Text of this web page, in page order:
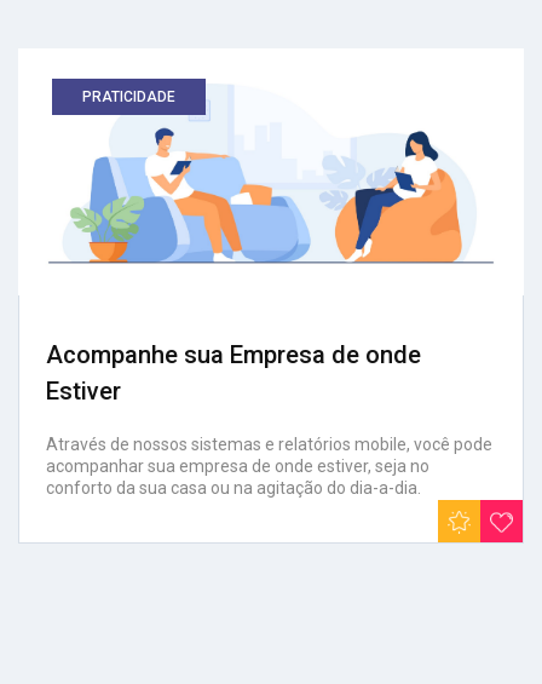
PRATICIDADE
Acompanhe sua Empresa de onde
Estiver
Através de nossos sistemas e relatórios mobile, você pode
acompanhar sua empresa de onde estiver, seja no
conforto da sua casa ou na agitação do dia-a-dia.